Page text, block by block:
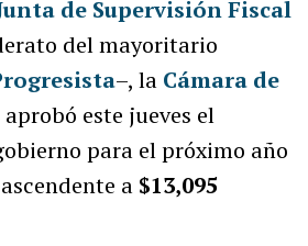
de Supervisión Fiscal
del mayoritario
–, la Cámara de
aprobó este jueves el
para el próximo año
a $13,095